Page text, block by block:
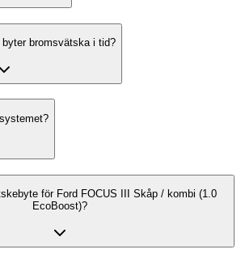
bromsvätska i tid?
för Ford FOCUS III Skåp / kombi (1.0
EcoBoost)?